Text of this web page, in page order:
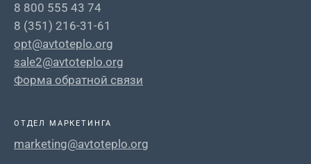
8 800 555 43 74
8 (351) 216-31-61
opt@avtoteplo.org
sale2@avtoteplo.org
Форма обратной связи
ОТДЕЛ МАРКЕТИНГА
marketing@avtoteplo.org